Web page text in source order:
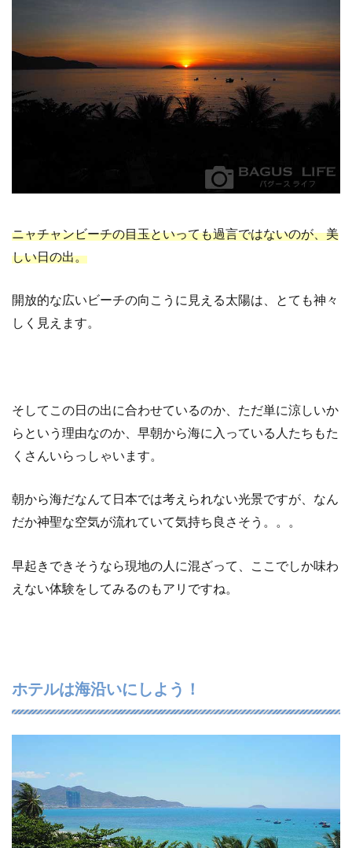
ニャチャンビーチの目玉といっても過言ではないのが、美
しい日の出。
開放的な広いビーチの向こうに見える太陽は、とても神々
しく見えます。
そしてこの日の出に合わせているのか、ただ単に涼しいか
らという理由なのか、早朝から海に入っている人たちもた
くさんいらっしゃいます。
朝から海だなんて日本では考えられない光景ですが、なん
だか神聖な空気が流れていて気持ち良さそう。。。
早起きできそうなら現地の人に混ざって、ここでしか味わ
えない体験をしてみるのもアリですね。
ホテルは海沿いにしよう！